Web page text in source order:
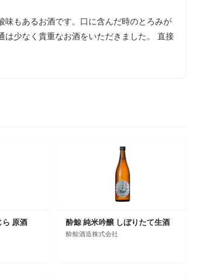
もあるお酒です。口に含んだ時のとろみが
少なく貴重なお酒をいただきました。 直接
ら 原酒 酔鯨 純米吟醸 しぼりたて生酒
酔鯨酒造株式会社